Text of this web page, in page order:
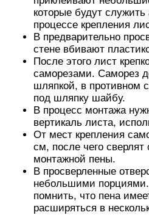
которые будут
процессе крепления
В предварительно
стене вбивают
После этого лист
саморезами. Саморез
шляпкой, в противном
под шляпку шайбу.
В процесс монтажа
вертикаль листа,
От мест крепления
см, после чего сверлят
монтажной пены.
В просверленные
небольшими
помнить, что пена
расширяться в